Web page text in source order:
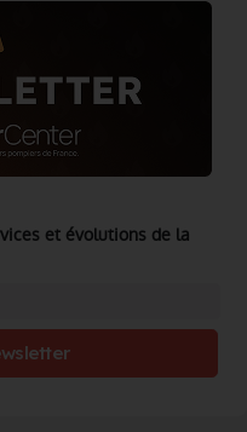
et évolutions de la